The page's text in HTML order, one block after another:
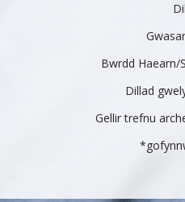
Bwrdd
Dillad
Gellir trefnu